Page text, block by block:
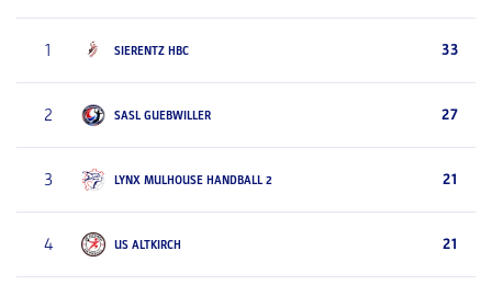
1 SIERENTZ HBC 33
2 SASL GUEBWILLER 27
3 LYNX MULHOUSE HANDBALL 2 21
4 US ALTKIRCH 21